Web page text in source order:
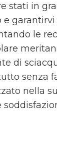
stati in
e
le
di
senza
nella